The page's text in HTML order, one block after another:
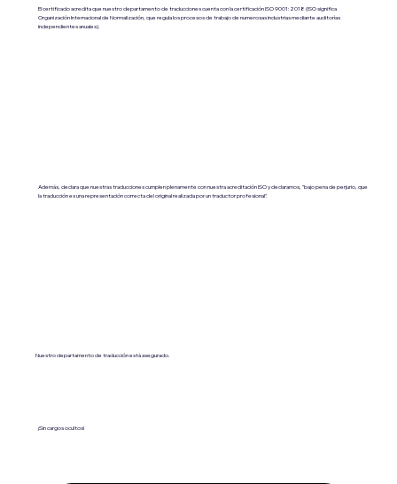
El certificado acredita que nuestro departamento de traducciones cuenta con la certificación ISO 9001:2018 (ISO significa
Organización Internacional de Normalización, que regula los procesos de trabajo de numerosas industrias mediante auditorías
independientes anuales).
Además, declara que nuestras traducciones cumplen plenamente con nuestra acreditación ISO y declaramos, "bajo pena de perjurio, que
la traducción es una representación correcta del original realizada por un traductor profesional".
Nuestro departamento de traducción está asegurado.
¡Sin cargos ocultos!